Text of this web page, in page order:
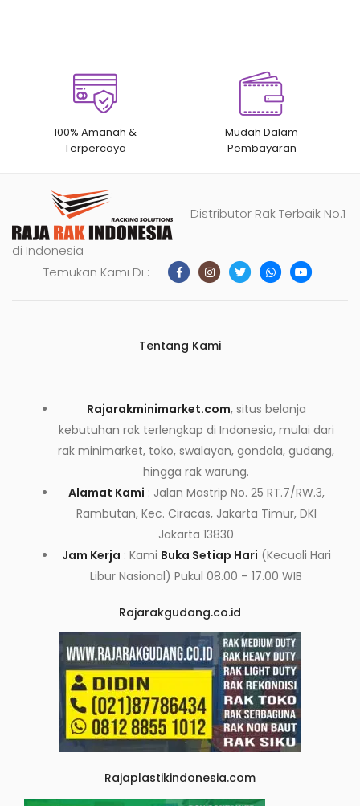
100% Amanah &
Terpercaya
Mudah Dalam
Pembayaran
Distributor Rak Terbaik No.1
di Indonesia
Temukan Kami Di :
Tentang Kami
Rajarakminimarket.com, situs belanja
kebutuhan rak terlengkap di Indonesia, mulai dari
rak minimarket, toko, swalayan, gondola, gudang,
hingga rak warung.
Alamat Kami : Jalan Mastrip No. 25 RT.7/RW.3,
Rambutan, Kec. Ciracas, Jakarta Timur, DKI
Jakarta 13830
Jam Kerja : Kami Buka Setiap Hari (Kecuali Hari
Libur Nasional) Pukul 08.00 – 17.00 WIB
Rajarakgudang.co.id
Rajaplastikindonesia.com